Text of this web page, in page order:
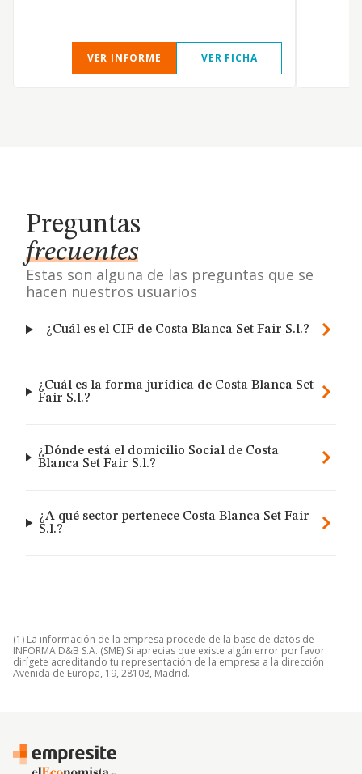
VER INFORME VER FICHA
Preguntas
frecuentes
Estas son alguna de las preguntas que se
hacen nuestros usuarios
¿Cuál es el CIF de Costa Blanca Set Fair S.l.?
¿Cuál es la forma jurídica de Costa Blanca Set
Fair S.l.?
¿Dónde está el domicilio Social de Costa
Blanca Set Fair S.l.?
¿A qué sector pertenece Costa Blanca Set Fair
S.l.?
(1) La información de la empresa procede de la base de datos de
INFORMA D&B S.A. (SME) Si aprecias que existe algún error por favor
dirígete acreditando tu representación de la empresa a la dirección
Avenida de Europa, 19, 28108, Madrid.